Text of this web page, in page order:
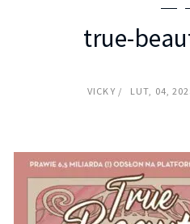
true-
VICKY LUT, 04,